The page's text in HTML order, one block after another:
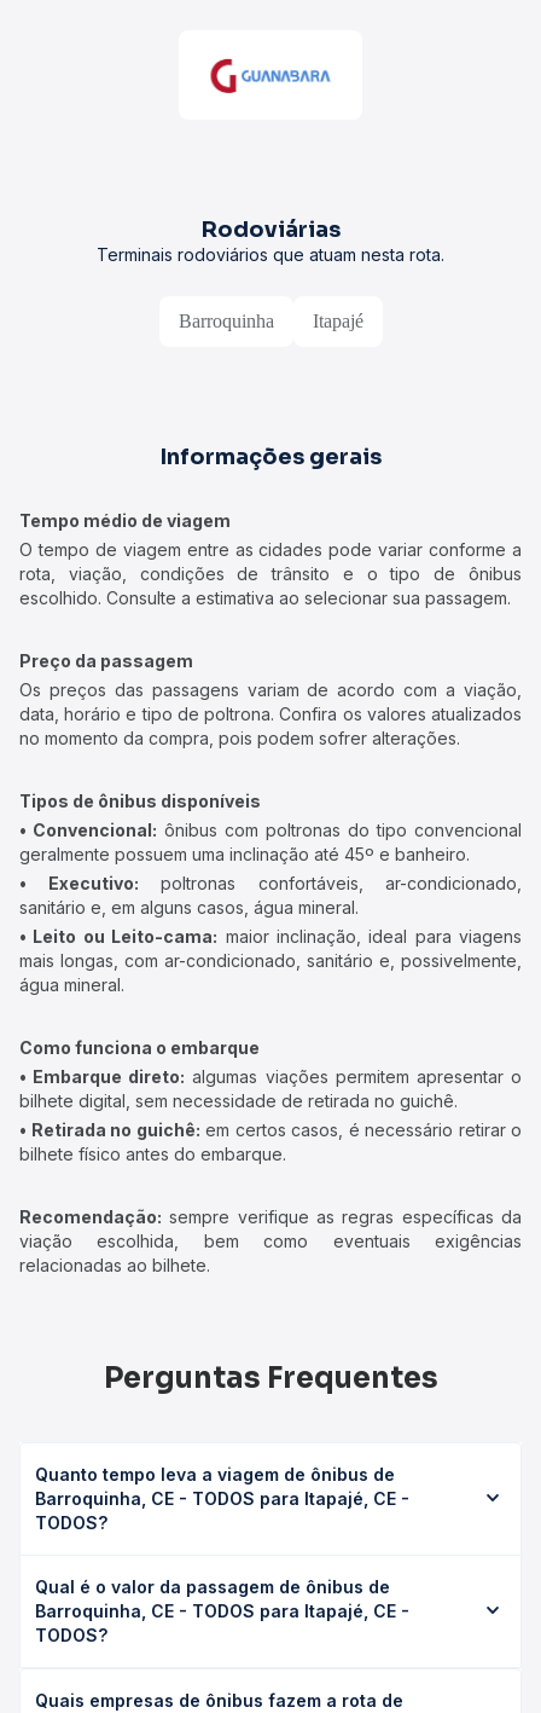
Rodoviárias
Terminais rodoviários que atuam nesta rota.
Barroquinha Itapajé
Informações gerais
Tempo médio de viagem
O tempo de viagem entre as cidades pode variar conforme a
rota, viação, condições de trânsito e o tipo de ônibus
escolhido. Consulte a estimativa ao selecionar sua passagem.
Preço da passagem
Os preços das passagens variam de acordo com a viação,
data, horário e tipo de poltrona. Confira os valores atualizados
no momento da compra, pois podem sofrer alterações.
Tipos de ônibus disponíveis
• Convencional: ônibus com poltronas do tipo convencional
geralmente possuem uma inclinação até 45º e banheiro.
• Executivo: poltronas confortáveis, ar-condicionado,
sanitário e, em alguns casos, água mineral.
• Leito ou Leito-cama: maior inclinação, ideal para viagens
mais longas, com ar-condicionado, sanitário e, possivelmente,
água mineral.
Como funciona o embarque
• Embarque direto: algumas viações permitem apresentar o
bilhete digital, sem necessidade de retirada no guichê.
• Retirada no guichê: em certos casos, é necessário retirar o
bilhete físico antes do embarque.
Recomendação: sempre verifique as regras específicas da
viação escolhida, bem como eventuais exigências
relacionadas ao bilhete.
Perguntas Frequentes
Quanto tempo leva a viagem de ônibus de
Barroquinha, CE - TODOS para Itapajé, CE -
TODOS?
Itapajé, CE - TODOS leva em média 5h 50min, podendo
variar conforme a viação, o tipo de serviço (convencional,
executivo ou leito) e as condições de tráfego. Na Quero
Qual é o valor da passagem de ônibus de
Barroquinha, CE - TODOS para Itapajé, CE -
TODOS?
TODOS para Itapajé, CE - TODOS custa em média R$
Quais empresas de ônibus fazem a rota de